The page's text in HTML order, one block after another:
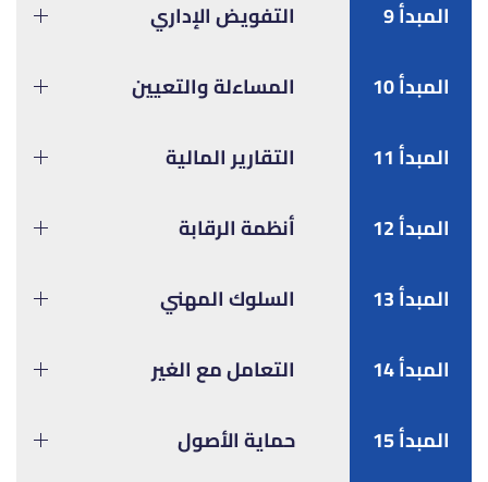
المبدأ 9
التفويض الإداري
المبدأ 10
المساءلة والتعيين
المبدأ 11
التقارير المالية
المبدأ 12
أنظمة الرقابة
المبدأ 13
السلوك المهني
المبدأ 14
التعامل مع الغير
المبدأ 15
حماية الأصول